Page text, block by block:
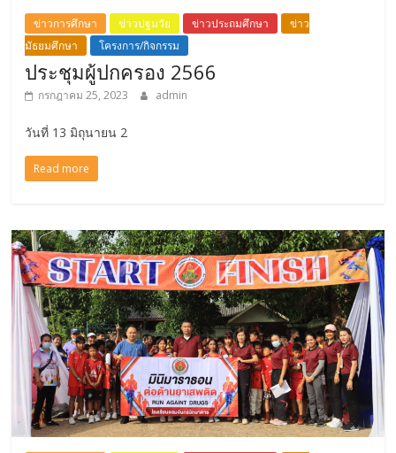
ข่าวการศึกษา ข่าวปฐมวัย ข่าวประถมศึกษา
ข่าว
มัธยมศึกษา
โครงการ/กิจกรรม
ประชุมผู้ปกครอง 2566
กรกฎาคม 25, 2023 admin
วันที่ 13 มิถุนายน 2
Read more